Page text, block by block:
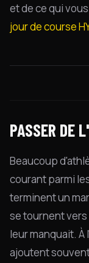
et de ce qui
jour de course
PASSER DE
Beaucoup
courant parmi
terminent un
se tournent vers
leur manquait. À
ajoutent